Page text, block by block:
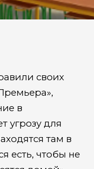
своих
в
угрозу для
там в
есть, чтобы не